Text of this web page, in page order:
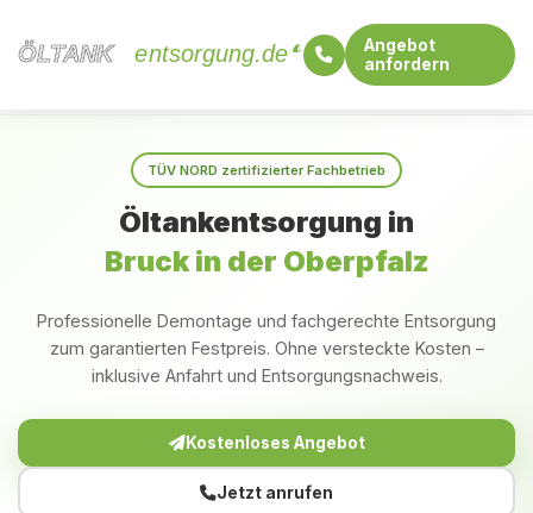
ÖLTANK
ÖLTANK entsorgung.de
Angebot
anfordern
TÜV NORD zertifizierter Fachbetrieb
Öltankentsorgung in
Bruck in der Oberpfalz
Professionelle Demontage und fachgerechte Entsorgung
zum garantierten Festpreis. Ohne versteckte Kosten –
inklusive Anfahrt und Entsorgungsnachweis.
Kostenloses Angebot
Jetzt anrufen